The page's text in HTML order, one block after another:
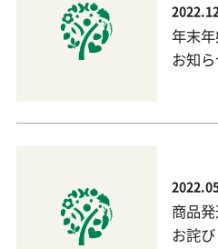
プレミアムにんじんジュース
もっと見る
新着情報
0790-
お支払い方法について
年末
お知ら
商品
お詫び